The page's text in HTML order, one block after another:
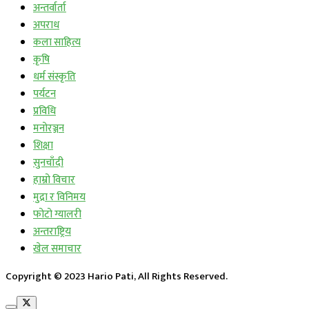
अन्तर्वार्ता
अपराध
कला साहित्य
कृषि
धर्म संस्कृति
पर्यटन
प्रविधि
मनोरञ्जन
शिक्षा
सुनचाँदी
हाम्रो विचार
मुद्रा र विनिमय
फोटो ग्यालरी
अन्तराष्ट्रिय
खेल समाचार
Copyright © 2023 Hario Pati, All Rights Reserved.